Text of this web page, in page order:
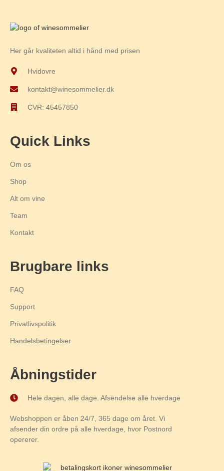
Her går kvaliteten altid i hånd med prisen
Hvidovre
kontakt@winesommelier.dk
CVR: 45457850
Quick Links
Om os
Shop
Alt om vine
Team
Kontakt
Brugbare links
FAQ
Support
Privatlivspolitik
Handelsbetingelser
Åbningstider
Hele dagen, alle dage. Afsendelse alle hverdage
Webshoppen er åben 24/7, 365 dage om året. Vi
afsender din ordre på alle hverdage, hvor Postnord
opererer.